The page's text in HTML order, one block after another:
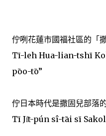
佇咧花蓮市國福社區的「
Tī-leh Hua-lian-tshī
pōo-tō”
佇日本時代是撒固兒部落
Tī Ji̍t-pún sî-tāi sī